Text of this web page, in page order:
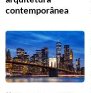
contemporânea